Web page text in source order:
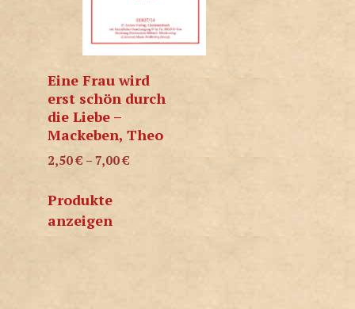
Eine Frau wird
erst schön durch
die Liebe –
Mackeben, Theo
2,50€ – 7,00€
Produkte
anzeigen